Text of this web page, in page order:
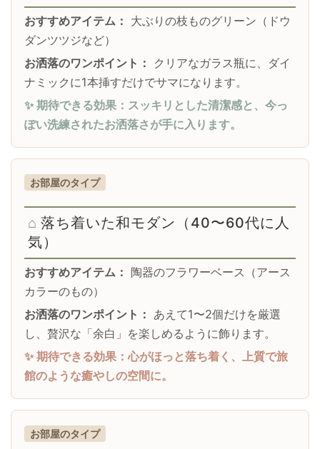
おすすめアイテム： 大ぶりの枝ものグリーン（ドウ
ダンツツジなど）
お洒落のワンポイント：
クリアなガラス瓶に、ダイ
ナミックに1本挿すだけでサマになります。
✨ 期待できる効果：スッキリとした清潔感と、今っ
ぽい洗練されたお洒落さが手に入ります。
お部屋のタイプ
落ち着いた和モダン（40〜60代に人
気）
おすすめアイテム： 陶器のフラワーベース（アース
カラーのもの）
お洒落のワンポイント： あえて1〜2個だけを厳選
し、贅沢な「余白」を楽しめるように飾ります。
✨ 期待できる効果：心がほっと落ち着く、上質で旅
館のような癒やしの空間に。
お部屋のタイプ